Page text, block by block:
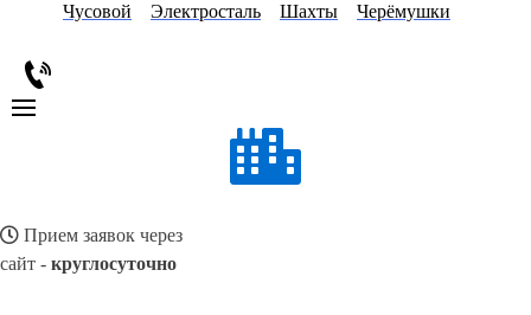
Чусовой
Электросталь Шахты Черёмушки
Прием заявок через
сайт - круглосуточно